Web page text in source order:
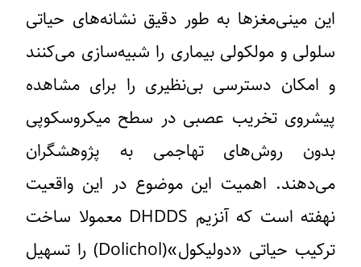
این مینی‌مغزها به طور دقیق نشانه‌های حیاتی
سلولی و مولکولی بیماری را شبیه‌سازی می‌کنند
و امکان دسترسی بی‌نظیری را برای مشاهده
پیشروی تخریب عصبی در سطح میکروسکوپی
بدون روش‌های تهاجمی به پژوهشگران
می‌دهند. اهمیت این موضوع در این واقعیت
نهفته است که آنزیم DHDDS معمولا ساخت
ترکیب حیاتی «دولیکول»(Dolichol) را تسهیل